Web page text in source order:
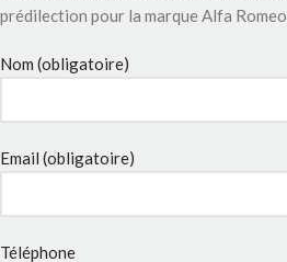
prédilection pour la marque Alfa Romeo.
Nom (obligatoire)
Email (obligatoire)
Téléphone